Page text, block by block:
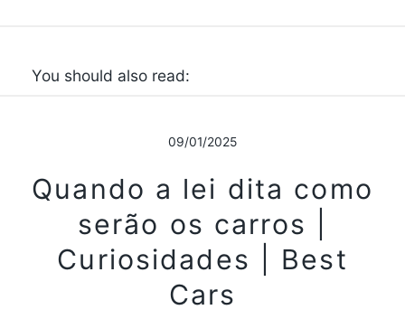
You should also read:
09/01/2025
Quando a lei dita como
serão os carros |
Curiosidades | Best
Cars